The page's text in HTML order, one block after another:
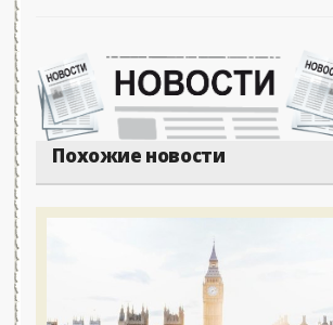
Похожие новости